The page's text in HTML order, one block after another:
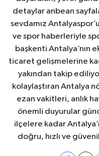
detaylar anbean
sevdamız
ve spor haberleriyle
başkenti Antalya’nın
ticaret gelişmelerine
yakından takip
kolaylaştıran Antalya
ezan vakitleri, anlık
önemli duyurular
ilçelere kadar
doğru, hızlı ve